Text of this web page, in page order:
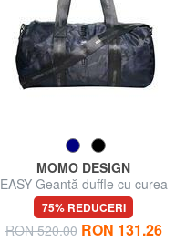
MOMO DESIGN
EASY Geantă duffle cu curea
de umăr
75% REDUCERI
RON 520.00 RON 131.26